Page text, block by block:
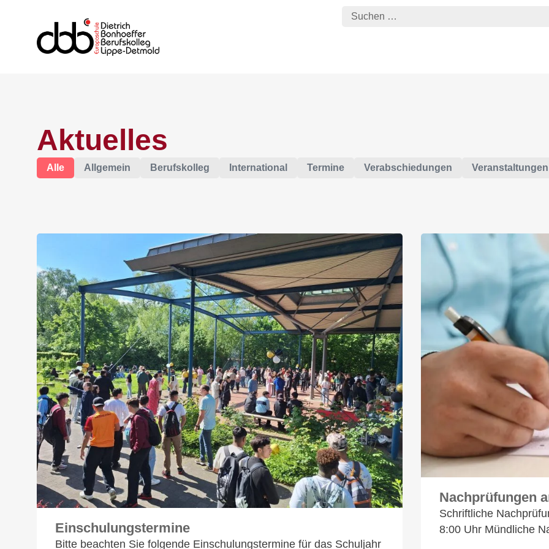
Aktuelles
Allgemein Berufskolleg International Termine Verabschiedungen Veranstaltungen
Alle
Einschulungstermine
Bitte beachten Sie folgende Einschulungstermine für das Schuljahr
Nachprüfungen
Schriftliche
8:00 Uhr Mündliche